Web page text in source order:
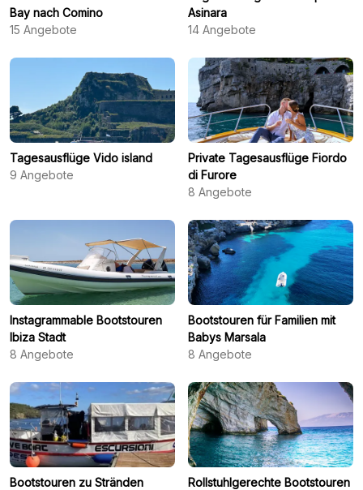
Bay nach Comino
15 Angebote
Asinara
14 Angebote
Tagesausflüge Vido island
9 Angebote
Private Tagesausflüge Fiordo
di Furore
8 Angebote
Instagrammable Bootstouren
Ibiza Stadt
8 Angebote
Bootstouren für Familien mit
Babys Marsala
8 Angebote
Bootstouren zu Stränden
Rollstuhlgerechte Bootstouren